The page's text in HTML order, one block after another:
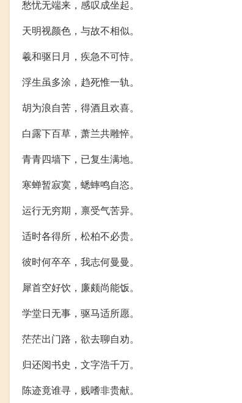
愁忧无端来，感叹成坐起。
天明视颜色，与故不相似。
羲和驱日月，疾急不可恃。
浮生虽多涂，趋死惟一轨。
胡为浪自苦，得酒且欢喜。
白露下百草，萧兰共雕悴。
青青四墙下，已复生满地。
寒蝉暂寂寞，蟋蟀鸣自恣。
运行无穷期，禀受气苦异。
适时各得所，松柏不必贵。
彼时何卒卒，我志何曼曼。
犀首空好饮，廉颇尚能饭。
学堂日无事，驱马适所愿。
茫茫出门路，欲去聊自劝。
归还阅书史，文字浩千万。
陈迹竟谁寻，贱嗜非贵献。